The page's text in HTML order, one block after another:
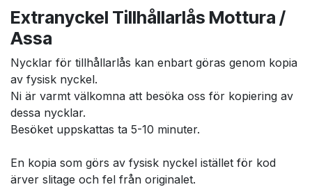
Extranyckel Tillhållarlås Mottura /
Assa
Nycklar för tillhållarlås kan enbart göras genom kopia
av fysisk nyckel.
Ni är varmt välkomna att besöka oss för kopiering av
dessa nycklar.
Besöket uppskattas ta 5-10 minuter.
En kopia som görs av fysisk nyckel istället för kod
ärver slitage och fel från originalet.